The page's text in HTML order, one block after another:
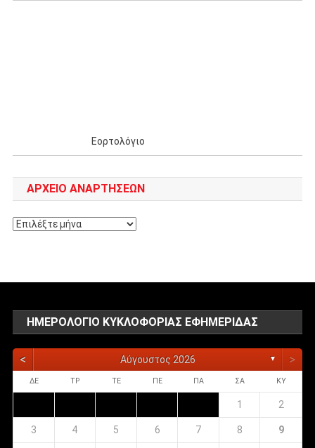
Εορτολόγιο
ΑΡΧΕΊΟ ΑΝΑΡΤΉΣΕΩΝ
Αρχείο
ΗΜΕΡΟΛΌΓΙΟ ΚΥΚΛΟΦΟΡΊΑΣ ΕΦΗΜΕΡΊΔΑΣ
< Αύγουστος 2026 ▼ >
ΔΕ ΤΡ ΤΕ ΠΕ ΠΑ ΣΑ ΚΥ
1 2
3 4 5 6 7 8 9